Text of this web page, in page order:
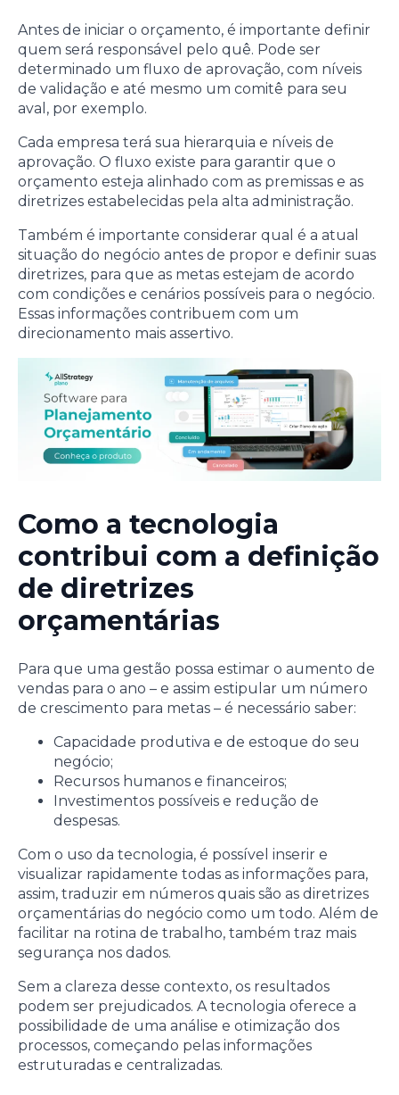
Antes de iniciar o orçamento, é importante definir
quem será responsável pelo quê. Pode ser
determinado um fluxo de aprovação, com níveis
de validação e até mesmo um comitê para seu
aval, por exemplo.
Cada empresa terá sua hierarquia e níveis de
aprovação. O fluxo existe para garantir que o
orçamento esteja alinhado com as premissas e as
diretrizes estabelecidas pela alta administração.
Também é importante considerar qual é a atual
situação do negócio antes de propor e definir suas
diretrizes, para que as metas estejam de acordo
com condições e cenários possíveis para o negócio.
Essas informações contribuem com um
direcionamento mais assertivo.
Como a tecnologia
contribui com a definição
de diretrizes
orçamentárias
Para que uma gestão possa estimar o aumento de
vendas para o ano – e assim estipular um número
de crescimento para metas – é necessário saber:
Capacidade produtiva e de estoque do seu
negócio;
Recursos humanos e financeiros;
Investimentos possíveis e redução de
despesas.
Com o uso da tecnologia, é possível inserir e
visualizar rapidamente todas as informações para,
assim, traduzir em números quais são as diretrizes
orçamentárias do negócio como um todo. Além de
facilitar na rotina de trabalho, também traz mais
segurança nos dados.
Sem a clareza desse contexto, os resultados
podem ser prejudicados. A tecnologia oferece a
possibilidade de uma análise e otimização dos
processos, começando pelas informações
estruturadas e centralizadas.